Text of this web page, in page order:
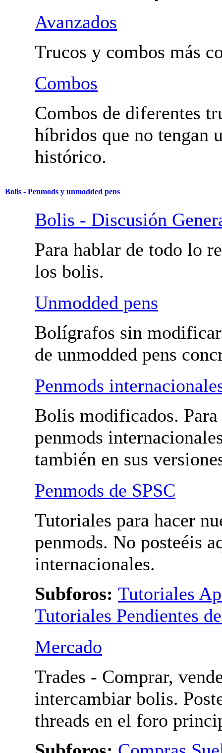
Fundamentales y
Utilidad.
Avanzados
Trucos y combos más
Combos
Combos de diferentes
histórico.
Bolis - Discusión
Para hablar de todo lo
con los bolis.
Unmodded pens
Bolígrafos sin
hablar de unmodded
Penmods
Bolis modificados. Para
penmods
también en sus
Penmods de SPSC
Tutoriales para hacer
penmods. No posteéis
penmods
Subforos:
Tutoriales Pendientes de
Aprobación
Mercado
Trades - Comprar,